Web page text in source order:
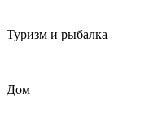
Туризм и рыбалка
Дом